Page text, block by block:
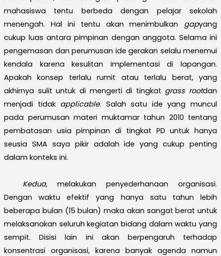
mahasiswa tentu berbeda dengan pelajar sekolah
menengah. Hal ini tentu akan menimbulkan gapyang
cukup luas antara pimpinan dengan anggota. Selama ini
pengemasan dan perumusan ide gerakan selalu menemui
kendala karena kesulitan implementasi di lapangan.
Apakah konsep terlalu rumit atau terlalu berat, yang
akhirnya sulit untuk di mengerti di tingkat grass rootdan
menjadi tidak applicable. Salah satu ide yang muncul
pada perumusan materi muktamar tahun 2010 tentang
pembatasan usia pimpinan di tingkat PD untuk hanya
seusia SMA saya pikir adalah ide yang cukup penting
dalam konteks ini.
Kedua, melakukan penyederhanaan organisasi.
Dengan waktu efektif yang hanya satu tahun lebih
beberapa bulan (15 bulan) maka akan sangat berat untuk
melaksanakan seluruh kegiatan bidang dalam waktu yang
sempit. Disisi lain ini akan berpengaruh terhadap
konsentrasi organisasi, karena banyak agenda namun